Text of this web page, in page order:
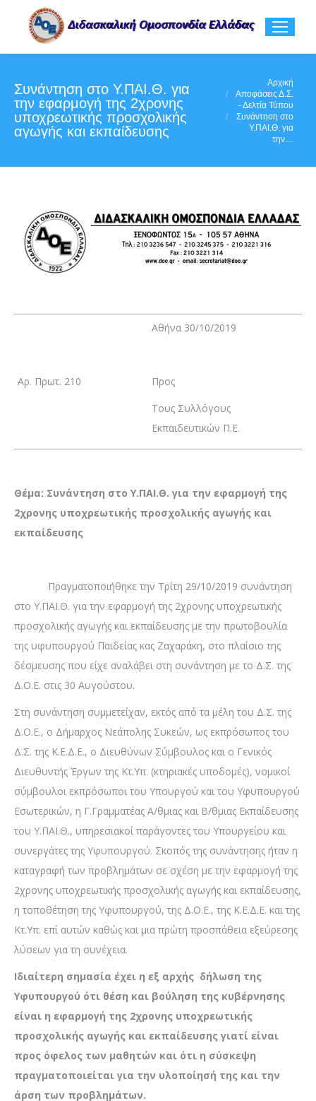
Συνάντηση στο Υ.ΠΑΙ.Θ. για
την εφαρμογή της 2χρονης
υποχρεωτικής προσχολικής
αγωγής και εκπαίδευσης
You are here:Αρχική
Αποφάσεις Δ.Σ.
- Δελτία Τύπου
Συνάντηση στο
Υ.ΠΑΙ.Θ. για
την…
Αρ. Πρωτ. 210
Αθήνα 30/10/2019
Προς
Τους Συλλόγους
Εκπαιδευτικών Π.Ε.
Θέμα: Συνάντηση στο Υ.ΠΑΙ.Θ. για την εφαρμογή της
2χρονης υποχρεωτικής προσχολικής αγωγής και
εκπαίδευσης
Πραγματοποιήθηκε την Τρίτη 29/10/2019 συνάντηση
στο Υ.ΠΑΙ.Θ. για την εφαρμογή της 2χρονης υποχρεωτικής
προσχολικής αγωγής και εκπαίδευσης με την πρωτοβουλία
της υφυπουργού Παιδείας κας Ζαχαράκη, στο πλαίσιο της
δέσμευσης που είχε αναλάβει στη συνάντηση με το Δ.Σ. της
Δ.Ο.Ε. στις 30 Αυγούστου.
Στη συνάντηση συμμετείχαν, εκτός από τα μέλη του Δ.Σ. της
Δ.Ο.Ε., ο Δήμαρχος Νεάπολης Συκεών, ως εκπρόσωπος του
Δ.Σ. της Κ.Ε.Δ.Ε., ο Διευθύνων Σύμβουλος και ο Γενικός
Διευθυντής Έργων της Κτ.Υπ. (κτηριακές υποδομές), νομικοί
σύμβουλοι εκπρόσωποι του Υπουργού και του Υφυπουργού
Εσωτερικών, η Γ.Γραμματέας Α/θμιας και Β/θμιας Εκπαίδευσης
του Υ.ΠΑΙ.Θ., υπηρεσιακοί παράγοντες του Υπουργείου και
συνεργάτες της Υφυπουργού. Σκοπός της συνάντησης ήταν η
καταγραφή των προβλημάτων σε σχέση με την εφαρμογή της
2χρονης υποχρεωτικής προσχολικής αγωγής και εκπαίδευσης,
η τοποθέτηση της Υφυπουργού, της Δ.Ο.Ε., της Κ.Ε.Δ.Ε. και της
Κτ.Υπ. επί αυτών καθώς και μια πρώτη προσπάθεια εξεύρεσης
λύσεων για τη συνέχεια.
Ιδιαίτερη σημασία έχει η εξ αρχής δήλωση της
Υφυπουργού ότι θέση και βούληση της κυβέρνησης
είναι η εφαρμογή της 2χρονης υποχρεωτικής
προσχολικής αγωγής και εκπαίδευσης γιατί είναι
προς όφελος των μαθητών και ότι η σύσκεψη
πραγματοποιείται για την υλοποίησή της και την
άρση των προβλημάτων.